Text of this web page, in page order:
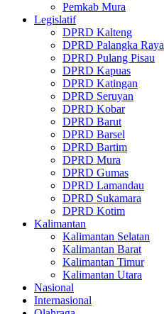
Pemkab Mura
Legislatif
DPRD Kalteng
DPRD Palangka Raya
DPRD Pulang Pisau
DPRD Kapuas
DPRD Katingan
DPRD Seruyan
DPRD Kobar
DPRD Barut
DPRD Barsel
DPRD Bartim
DPRD Mura
DPRD Gumas
DPRD Lamandau
DPRD Sukamara
DPRD Kotim
Kalimantan
Kalimantan Selatan
Kalimantan Barat
Kalimantan Timur
Kalimantan Utara
Nasional
Internasional